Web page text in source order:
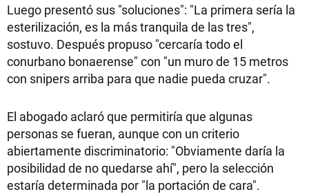
Luego presentó sus "soluciones": "La primera sería la
esterilización, es la más tranquila de las tres",
sostuvo. Después propuso "cercaría todo el
conurbano bonaerense" con "un muro de 15 metros
con snipers arriba para que nadie pueda cruzar".
El abogado aclaró que permitiría que algunas
personas se fueran, aunque con un criterio
abiertamente discriminatorio: "Obviamente daría la
posibilidad de no quedarse ahí", pero la selección
estaría determinada por "la portación de cara".